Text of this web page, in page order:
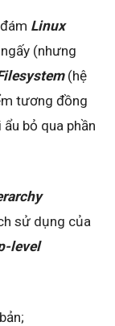
Linux
(nhưng
(hệ
tương đồng
bỏ qua phần
sử dụng của
level